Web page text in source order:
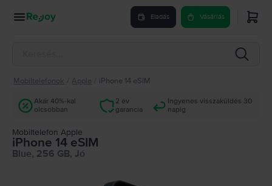
Eladás Vásárlás
Mobiltelefonok Apple iPhone 14 eSIM
Akár 40%-kal
olcsóbban
2 év
garancia
Ingyenes visszaküldés 30
napig
Mobiltelefon Apple
iPhone 14 eSIM
Blue, 256 GB, Jó